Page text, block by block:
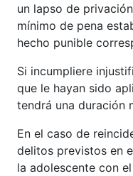
un lapso de
mínimo de pena
hecho punible
Si incumpliere
que le hayan sido
tendrá una duración
En el caso de
delitos previstos en
la adolescente con